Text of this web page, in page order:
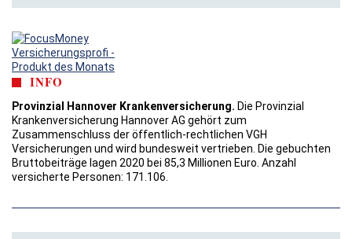
INFO
Provinzial Hannover Krankenversicherung. Die Provinzial
Krankenversicherung Hannover AG gehört zum
Zusammenschluss der öffentlich-rechtlichen VGH
Versicherungen und wird bundesweit vertrieben. Die gebuchten
Bruttobeiträge lagen 2020 bei 85,3 Millionen Euro. Anzahl
versicherte Personen: 171.106.